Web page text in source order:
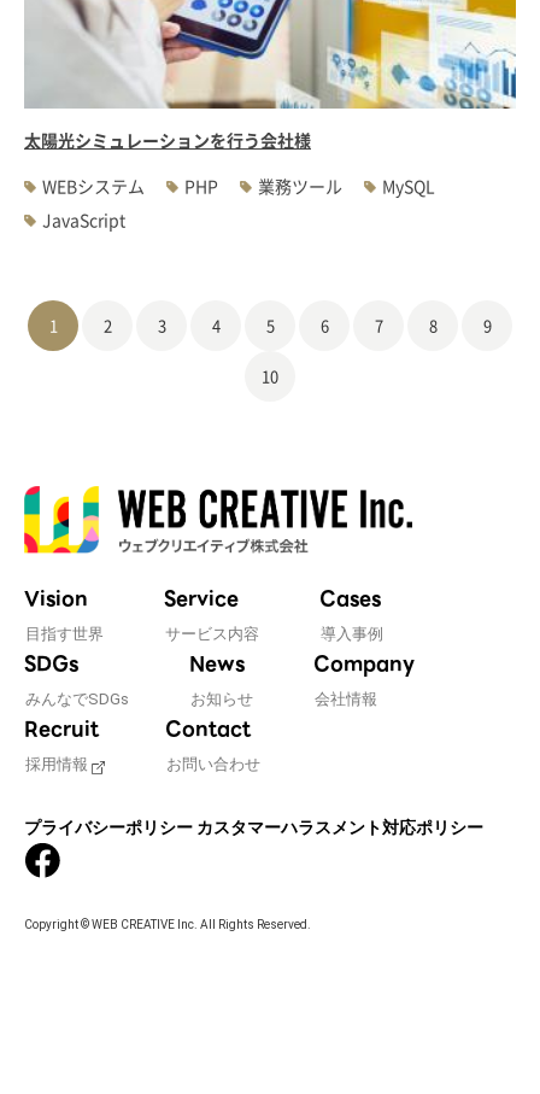
太陽光シミュレーションを行う会社様
WEBシステム
PHP 業務ツール
MySQL
JavaScript
1 2 3 4 5 6 7 8 9
10
Vision
目指す世界
Service
サービス内容
Cases
導入事例
SDGs
みんなでSDGs
News
お知らせ
Company
会社情報
Recruit
採用情報
Contact
お問い合わせ
プライバシーポリシー カスタマーハラスメント対応ポリシー
Copyright © WEB CREATIVE Inc. All Rights Reserved.